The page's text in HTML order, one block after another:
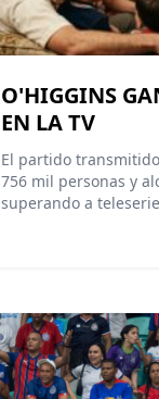
O'HIGGINS
EN LA TV
El partido
756 mil personas y
superando a